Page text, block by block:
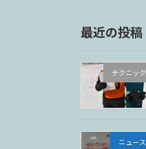
最近の投稿
テクニック
ニュース